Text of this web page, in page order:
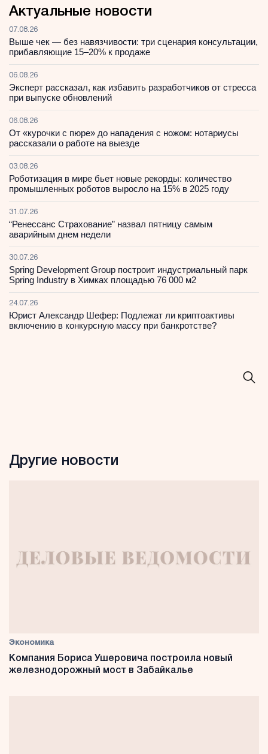
Актуальные новости
07.08.26
Выше чек — без навязчивости: три сценария консультации,
прибавляющие 15–20% к продаже
06.08.26
Эксперт рассказал, как избавить разработчиков от стресса
при выпуске обновлений
06.08.26
От «курочки с пюре» до нападения с ножом: нотариусы
рассказали о работе на выезде
03.08.26
Роботизация в мире бьет новые рекорды: количество
промышленных роботов выросло на 15% в 2025 году
31.07.26
“Ренессанс Страхование” назвал пятницу самым
аварийным днем недели
30.07.26
Spring Development Group построит индустриальный парк
Spring Industry в Химках площадью 76 000 м2
24.07.26
Юрист Александр Шефер: Подлежат ли криптоактивы
включению в конкурсную массу при банкротстве?
Другие новости
Экономика
Компания Бориса Ушеровича построила новый
железнодорожный мост в Забайкалье